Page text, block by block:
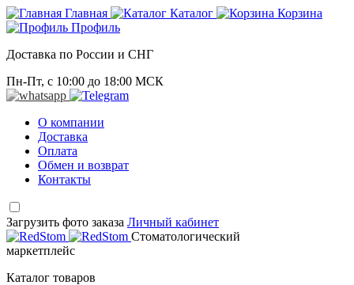
Главная Каталог
Корзина
Профиль
Доставка по России и СНГ
Пн-Пт, с 10:00 до 18:00 МСК
О компании
Доставка
Оплата
Обмен и возврат
Контакты
Загрузить фото заказа Личный кабинет
Стоматологический
маркетплейс
Каталог товаров